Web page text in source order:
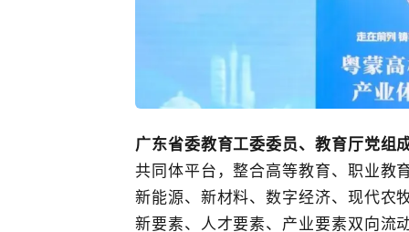
广东省委教育工委委员、教育厅党组
共同体平台，整合高等教育、职业教
新能源、新材料、数字经济、现代农
新要素、人才要素、产业要素双向流